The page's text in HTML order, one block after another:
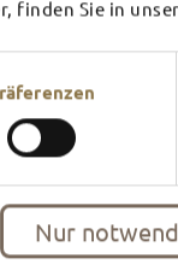
finden Sie in
Nur
Find out more